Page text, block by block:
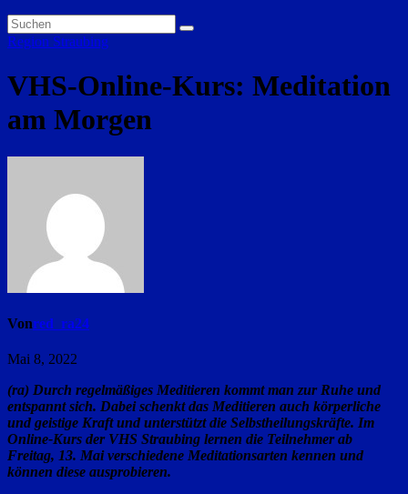
Region Straubing
VHS-Online-Kurs: Meditation
am Morgen
Vonred_ra24
Mai 8, 2022
(ra) Durch regelmäßiges Meditieren kommt man zur Ruhe und
entspannt sich. Dabei schenkt das Meditieren auch körperliche
und geistige Kraft und unterstützt die Selbstheilungskräfte. Im
Online-Kurs der VHS Straubing lernen die Teilnehmer ab
Freitag, 13. Mai verschiedene Meditationsarten kennen und
können diese ausprobieren.